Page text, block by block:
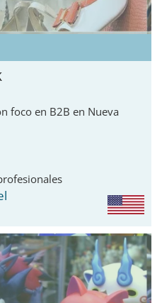
foco en B2B en Nueva